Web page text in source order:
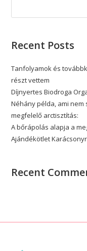
Recent Posts
Tanfolyamok és
részt vettem
Díjnyertes Biodroga
Néhány példa, ami nem
megfelelő arctisztítás:
A bőrápolás alapja a
Ajándékötlet
Recent